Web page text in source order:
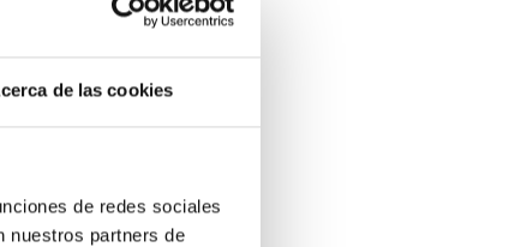
de las cookies
de redes sociales
nuestros partners de